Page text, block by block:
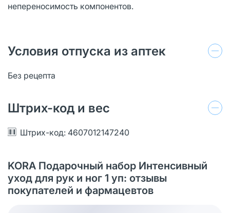
непереносимость компонентов.
Условия отпуска из аптек
Без рецепта
Штрих-код и вес
Штрих-код: 4607012147240
KORA Подарочный набор Интенсивный
уход для рук и ног 1 уп: отзывы
покупателей и фармацевтов